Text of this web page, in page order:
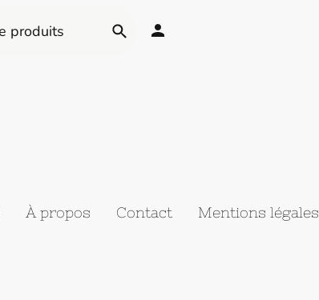
À propos Contact Mentions légales